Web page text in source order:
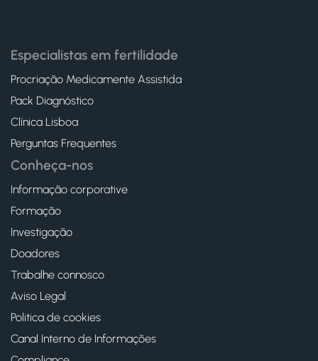
Especialistas em fertilidade
Procriação Medicamente Assistida
Pack Diagnóstico
Clínica Lisboa
Perguntas Frequentes
Conheça-nos
Informação corporative
Formação
Investigação
Doadores
Trabalhe connosco
Aviso Legal
Politica de cookies
Canal Interno de Informações